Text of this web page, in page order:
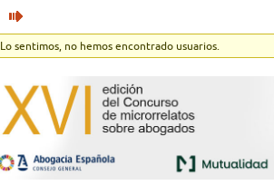
Lo sentimos, no hemos encontrado usuarios.